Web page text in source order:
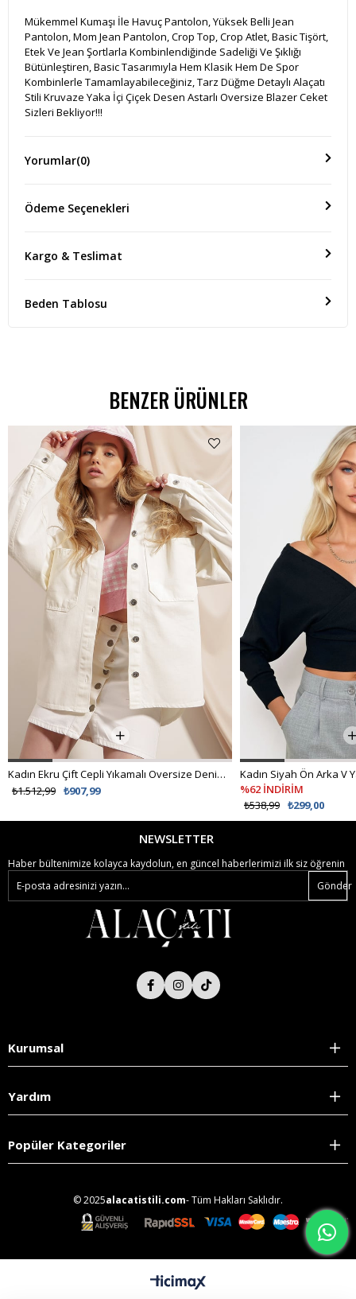
Mükemmel Kumaşı İle Havuç Pantolon, Yüksek Belli Jean
Pantolon, Mom Jean Pantolon, Crop Top, Crop Atlet, Basic Tişört,
Etek Ve Jean Şortlarla Kombinlendiğinde Sadeliği Ve Şıklığı
Bütünleştiren, Basic Tasarımıyla Hem Klasik Hem De Spor
Kombinlerle Tamamlayabileceğiniz, Tarz Düğme Detaylı Alaçatı
Stili Kruvaze Yaka İçi Çiçek Desen Astarlı Oversize Blazer Ceket
Sizleri Bekliyor!!!
Yorumlar(0)
Ödeme Seçenekleri
Kargo & Teslimat
Beden Tablosu
BENZER ÜRÜNLER
Kadın Ekru Çift Cepli Yıkamalı Oversize Denim Ceket ALC-X8152
₺907,99
₺1.512,99
%62 İNDİRİM
₺299,00
₺538,99
NEWSLETTER
Haber bültenimize kolayca kaydolun, en güncel haberlerimizi ilk siz öğrenin
Gönder
Kurumsal
Yardım
Popüler Kategoriler
© 2025alacatistili.com- Tüm Hakları Saklıdır.